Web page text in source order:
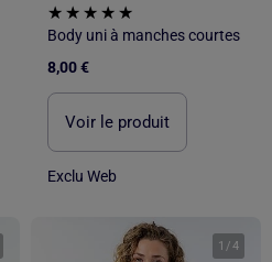
Body uni à manches courtes
8,00 €
Voir le produit
Exclu Web
1 /4